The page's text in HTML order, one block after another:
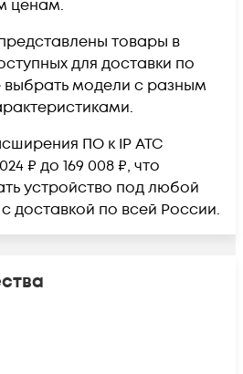
ценам.
товары в
для доставки по
модели с разным
ПО к IP АТС
₽ до 169 008 ₽, что
устройство под любой
доставкой по всей России.